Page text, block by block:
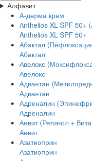
Алфавит
А-дерма крем
Аnthelios XL SPF 50+
Anthelios XL SPF 50+
Абактал
Абактал
Авелокс
Авелокс
Адвантан
Адвантан
Адреналин
Адреналин
Аевит (Ретинол +
Аевит
Азатиоприн
Азатиоприн